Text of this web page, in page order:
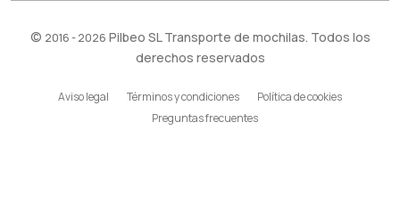
© 2016 - 2026 Pilbeo SL Transporte de mochilas. Todos los
derechos reservados
Aviso legal Términos y condiciones
Política de cookies
Preguntas frecuentes